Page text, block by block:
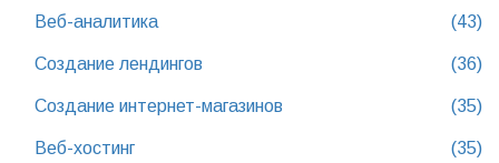
Веб-аналитика (43)
Создание лендингов (36)
Создание интернет-магазинов (35)
Веб-хостинг (35)